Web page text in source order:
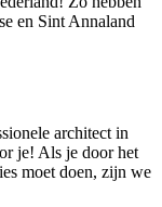
en Sint Annaland
architect in
je! Als je door het
moet doen, zijn we